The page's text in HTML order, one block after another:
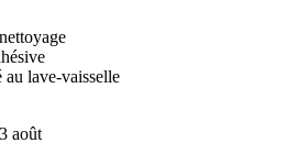
au lave-vaisselle
août